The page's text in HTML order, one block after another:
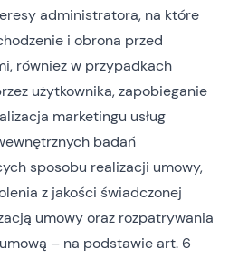
administratora, na które
i obrona przed
również w przypadkach
użytkownika, zapobieganie
marketingu usług
badań
sposobu realizacji umowy,
z jakości świadczonej
umowy oraz rozpatrywania
– na podstawie art. 6